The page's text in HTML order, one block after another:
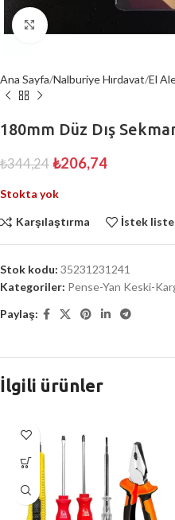
Büyütmek için tıklayın
Ana Sayfa Nalburiye Hırdavat El
180mm Düz Dış
₺344,24 ₺206,74
Stokta yok
Karşılaştırma İstek
Stok kodu: 35231231241
Kategoriler: Pense-Yan Keski-
Paylaş:
İlgili ürünler